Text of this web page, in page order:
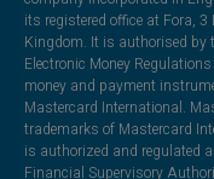
its registered office at Fora,
Kingdom. It is authorised by
Electronic Money
money and payment
Mastercard International.
trademarks of Mastercard
is authorized and regulated
Financial Supervisory